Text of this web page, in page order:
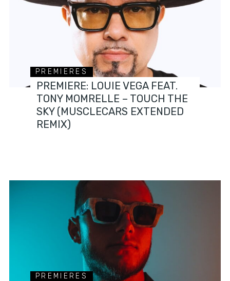
PREMIERES
PREMIERE: LOUIE VEGA FEAT.
TONY MOMRELLE – TOUCH THE
SKY (MUSCLECARS EXTENDED
REMIX)
PREMIERES